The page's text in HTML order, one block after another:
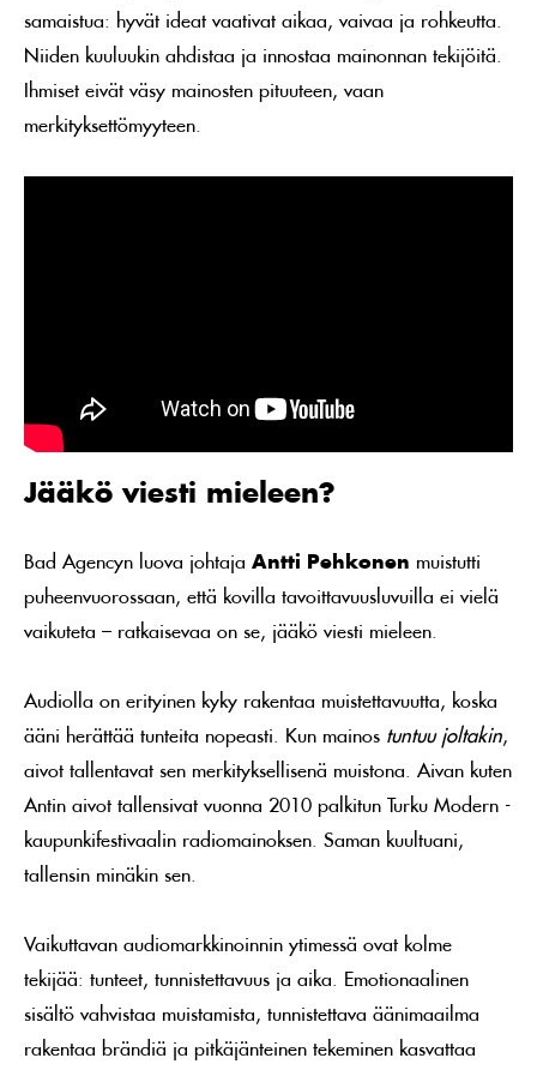
samaistua: hyvät ideat vaativat aikaa, vaivaa ja rohkeutta.
Niiden kuuluukin ahdistaa ja innostaa mainonnan tekijöitä.
Ihmiset eivät väsy mainosten pituuteen, vaan
merkityksettömyyteen.
Jääkö viesti mieleen?
Bad Agencyn luova johtaja Antti Pehkonen muistutti
puheenvuorossaan, että kovilla tavoittavuusluvuilla ei vielä
vaikuteta – ratkaisevaa on se, jääkö viesti mieleen.
Audiolla on erityinen kyky rakentaa muistettavuutta, koska
ääni herättää tunteita nopeasti. Kun mainos tuntuu joltakin,
aivot tallentavat sen merkityksellisenä muistona. Aivan kuten
Antin aivot tallensivat vuonna 2010 palkitun Turku Modern -
kaupunkifestivaalin radiomainoksen. Saman kuultuani,
tallensin minäkin sen.
Vaikuttavan audiomarkkinoinnin ytimessä ovat kolme
tekijää: tunteet, tunnistettavuus ja aika. Emotionaalinen
sisältö vahvistaa muistamista, tunnistettava äänimaailma
rakentaa brändiä ja pitkäjänteinen tekeminen kasvattaa